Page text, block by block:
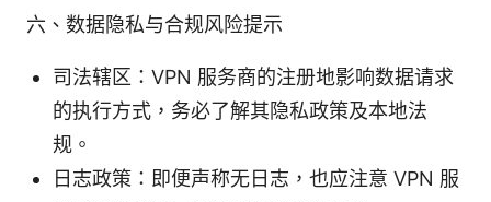
六、数据隐私与合规风险提示
司法辖区：VPN 服务商的注册地影响数据请求
的执行方式，务必了解其隐私政策及本地法
规。
日志政策：即便声称无日志，也应注意 VPN 服